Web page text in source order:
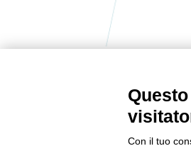
CONTATTACI
Con il tuo